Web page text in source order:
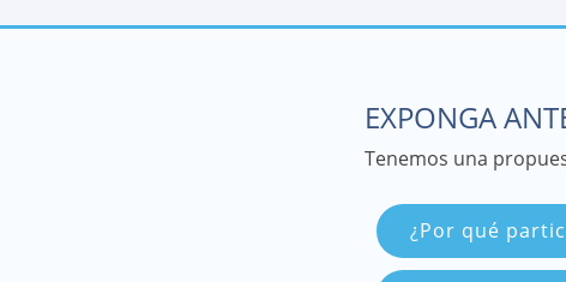
EXPONGA
Tenemos una
¿Por qué